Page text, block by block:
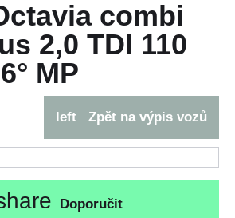
combi
2,0 TDI 110
MP
left Zpět na výpis vozů
Doporučit